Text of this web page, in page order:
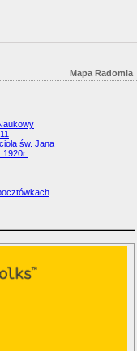
Mapa Radomia
św. Jana